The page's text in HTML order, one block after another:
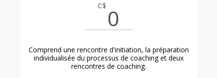
C$ 0
Comprend une rencontre d'initiation, la préparation
individualisée du processus de coaching et deux
rencontres de coaching.